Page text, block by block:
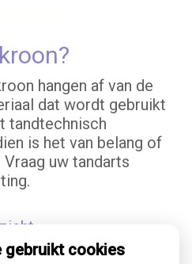
hangen af van de
dat wordt gebruikt
tandtechnisch
is het van belang of
uw tandarts
gebruikt cookies